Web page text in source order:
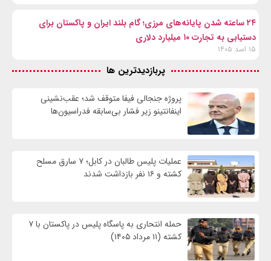
۲۴ ساعته شدن پایانه‌های مرزی؛ گام بلند ایران و پاکستان برای
دستیابی به تجارت ۱۰ میلیارد دلاری
۱۵ اسد ۱۴۰۵
پربازدیدترین ها
پروژه جنجالی فیفا متوقف شد؛ عقب‌نشینی
اینفانتینو زیر فشار بی‌سابقه فدراسیون‌ها
عملیات پلیس طالبان در کابل؛ ۷ سارق مسلح
کشته و ۱۶ نفر بازداشت شدند
حمله انتحاری به پاسگاه پلیس در پاکستان با ۷
کشته (۱۱ مرداد ۱۴۰۵)